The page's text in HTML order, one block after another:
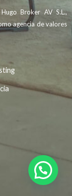
Broker AV S.L.,
agencia de valores